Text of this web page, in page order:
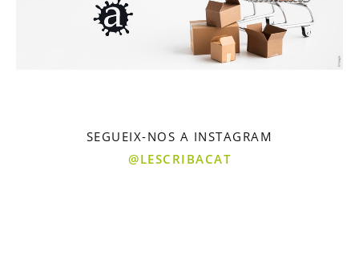
SEGUEIX-NOS A INSTAGRAM
@LESCRIBACAT